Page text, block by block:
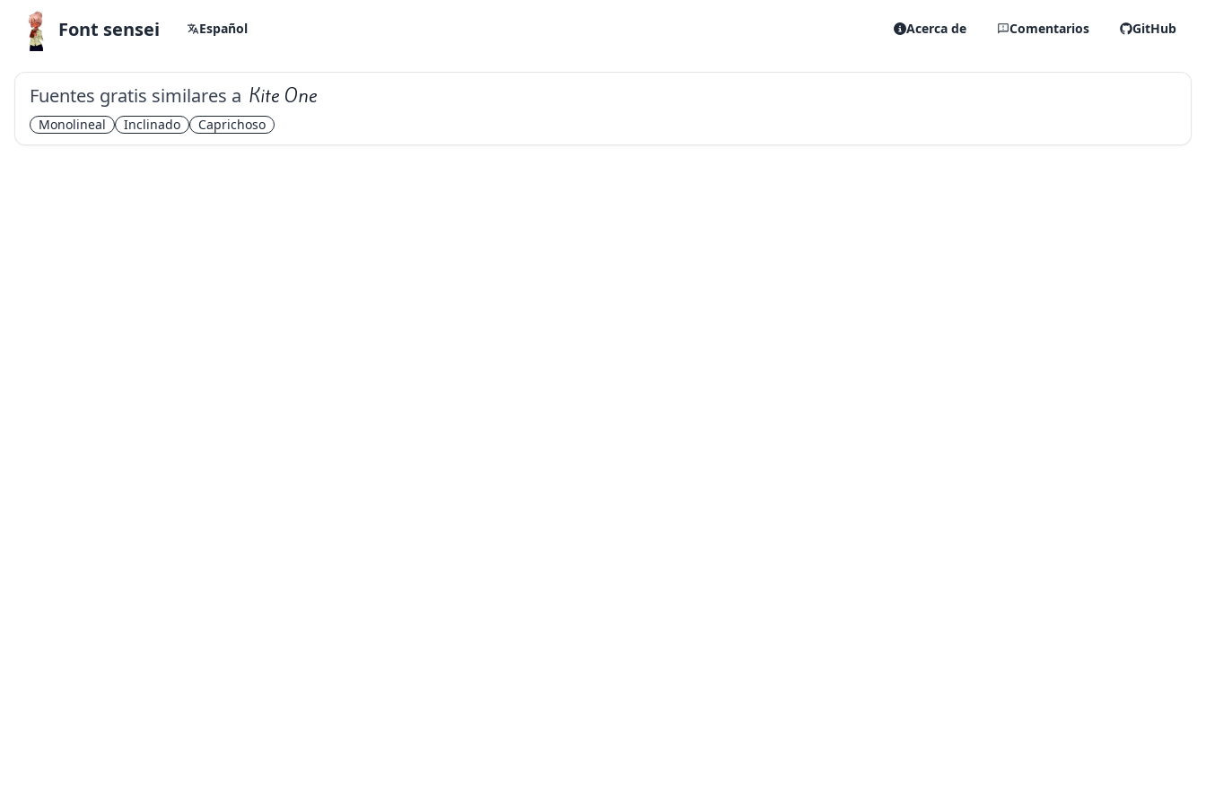
Font sensei Español Acerca de Comentarios GitHub
Fuentes gratis similares a Kite One
Monolineal Inclinado Caprichoso